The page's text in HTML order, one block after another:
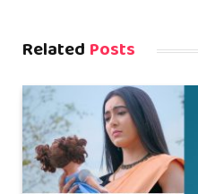
Related Posts